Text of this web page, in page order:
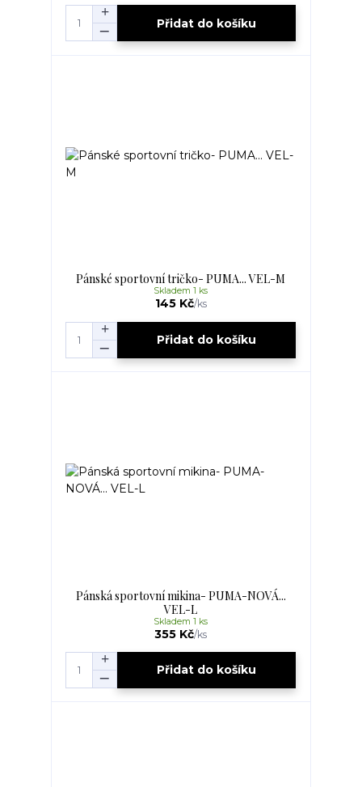
Přidat do košíku
Pánské sportovní tričko- PUMA... VEL-M
145 Kč/ks
Skladem 1 ks
Přidat do košíku
Pánská sportovní mikina- PUMA-NOVÁ...
VEL-L
355 Kč/ks
Skladem 1 ks
Přidat do košíku